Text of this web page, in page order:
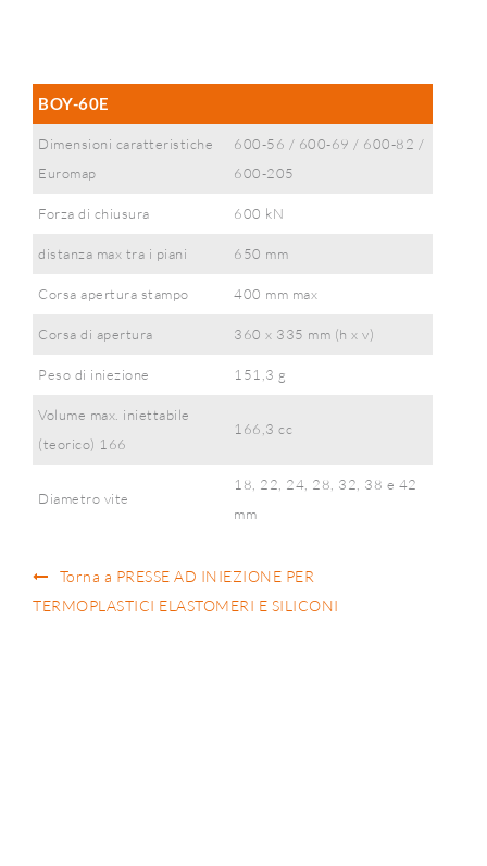
BOY-60E
Dimensioni caratteristiche
Euromap
600-56 / 600-69 / 600-82 /
600-205
Forza di chiusura 600 kN
distanza max tra i piani 650 mm
Corsa apertura stampo 400 mm max
Corsa di apertura 360 x 335 mm (h x v)
Peso di iniezione 151,3 g
Volume max. iniettabile
(teorico) 166
166,3 cc
Diametro vite
18, 22, 24, 28, 32, 38 e 42
mm
Torna a PRESSE AD INIEZIONE PER
TERMOPLASTICI ELASTOMERI E SILICONI